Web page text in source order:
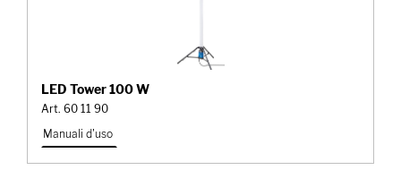
LED Tower 100 W
Art. 60 11 90
Manuali d'uso